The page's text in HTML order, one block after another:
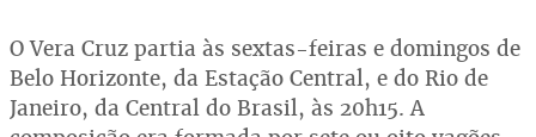
O Vera Cruz partia às sextas-feiras e domingos de
Belo Horizonte, da Estação Central, e do Rio de
Janeiro, da Central do Brasil, às 20h15. A